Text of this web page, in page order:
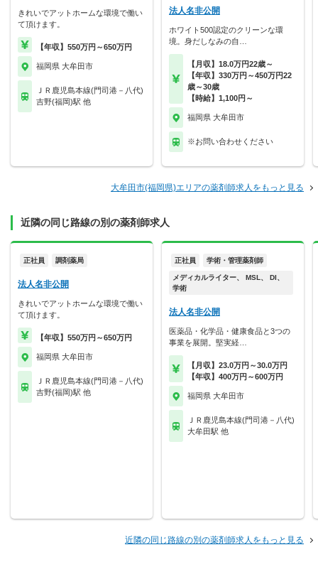
きれいでアットホームな環境で働い
て頂けます。
【年収】550万円～650万円
福岡県 大牟田市
ＪＲ鹿児島本線(門司港－八代)
吉野(福岡)駅 他
法人名非公開
ホワイト500認定のクリーンな環
境。身だしなみの自…
【月収】18.0万円22歳～
【年収】330万円～450万円22
歳～30歳
【時給】1,100円～
福岡県 大牟田市
※お問い合わせください
大牟田市(福岡県)エリアの薬剤師求人をもっと見る
近隣の同じ路線の別の薬剤師求人
正社員 調剤薬局
法人名非公開
きれいでアットホームな環境で働い
て頂けます。
【年収】550万円～650万円
福岡県 大牟田市
ＪＲ鹿児島本線(門司港－八代)
吉野(福岡)駅 他
正社員 学術・管理薬剤師
メディカルライター、 MSL、 DI、
学術
法人名非公開
医薬品・化学品・健康食品と3つの
事業を展開。堅実経…
【月収】23.0万円～30.0万円
【年収】400万円～600万円
福岡県 大牟田市
ＪＲ鹿児島本線(門司港－八代)
大牟田駅 他
近隣の同じ路線の別の薬剤師求人をもっと見る